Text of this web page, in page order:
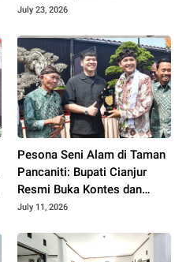
July 23, 2026
Pesona Seni Alam di Taman
Pancaniti: Bupati Cianjur
Resmi Buka Kontes dan
Pameran Bonsai dan Suiseki
July 11, 2026